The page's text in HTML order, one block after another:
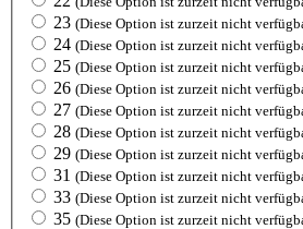
23 (Diese Option ist zurzeit nicht
24 (Diese Option ist zurzeit nicht
25 (Diese Option ist zurzeit nicht
26 (Diese Option ist zurzeit nicht
27 (Diese Option ist zurzeit nicht
28 (Diese Option ist zurzeit nicht
29 (Diese Option ist zurzeit nicht
31 (Diese Option ist zurzeit nicht
33 (Diese Option ist zurzeit nicht
35 (Diese Option ist zurzeit nicht